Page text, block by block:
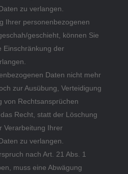
zu verlangen.
Ihrer personenbezogenen
geschieht, können Sie
Einschränkung der
Daten nicht mehr
zur Ausübung, Verteidigung
von Rechtsansprüchen
Recht, statt der Löschung
Verarbeitung Ihrer
zu verlangen.
nach Art. 21 Abs. 1
muss eine Abwägung